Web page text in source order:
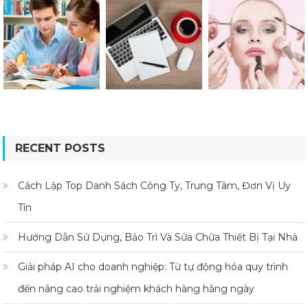
RECENT POSTS
Cách Lập Top Danh Sách Công Ty, Trung Tâm, Đơn Vị Uy
Tín
Hướng Dẫn Sử Dụng, Bảo Trì Và Sửa Chữa Thiết Bị Tại Nhà
Giải pháp AI cho doanh nghiệp: Từ tự động hóa quy trình
đến nâng cao trải nghiệm khách hàng hằng ngày